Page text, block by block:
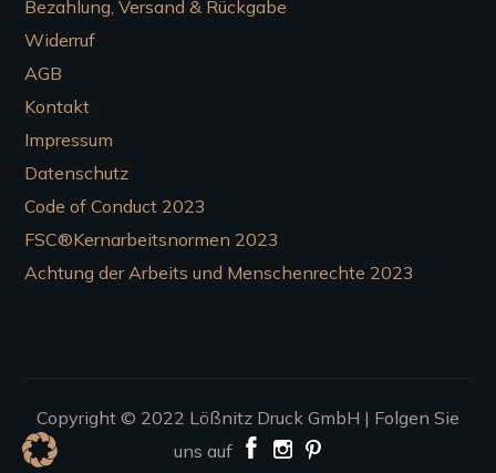
Bezahlung, Versand & Rückgabe
Widerruf
AGB
Kontakt
Impressum
Datenschutz
Code of Conduct 2023
FSC®Kernarbeitsnormen 2023
Achtung der Arbeits und Menschenrechte 2023
Copyright © 2022 Lößnitz Druck GmbH | Folgen Sie
uns auf